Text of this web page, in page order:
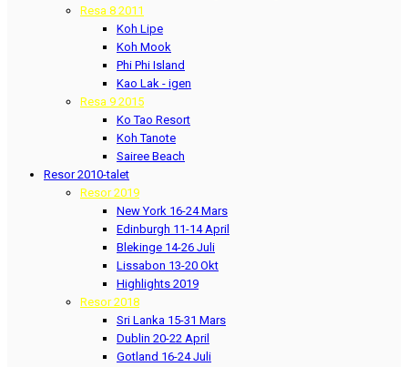
Resa 8 2011
Koh Lipe
Koh Mook
Phi Phi Island
Kao Lak - igen
Resa 9 2015
Ko Tao Resort
Koh Tanote
Sairee Beach
Resor 2010-talet
Resor 2019
New York 16-24 Mars
Edinburgh 11-14 April
Blekinge 14-26 Juli
Lissabon 13-20 Okt
Highlights 2019
Resor 2018
Sri Lanka 15-31 Mars
Dublin 20-22 April
Gotland 16-24 Juli